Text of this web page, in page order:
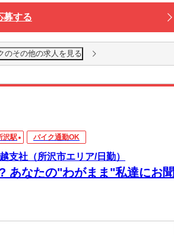
募する
その他の求人を見る
沢駅 バイク通勤OK
支社（所沢市エリア/日勤）
あなたの"わがまま"私達にお聞